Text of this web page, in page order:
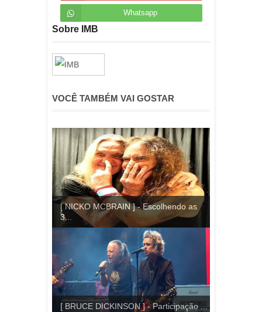
Whatsapp
Sobre IMB
VOCÊ TAMBÉM VAI GOSTAR
[ NICKO MCBRAIN ] - Escolhendo as
3...
[ BRUCE DICKINSON ] - Participação ...